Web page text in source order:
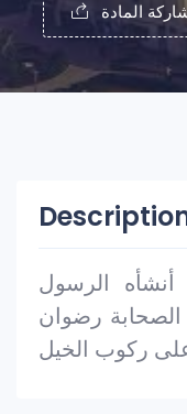
المادة
الرسول
رضوان